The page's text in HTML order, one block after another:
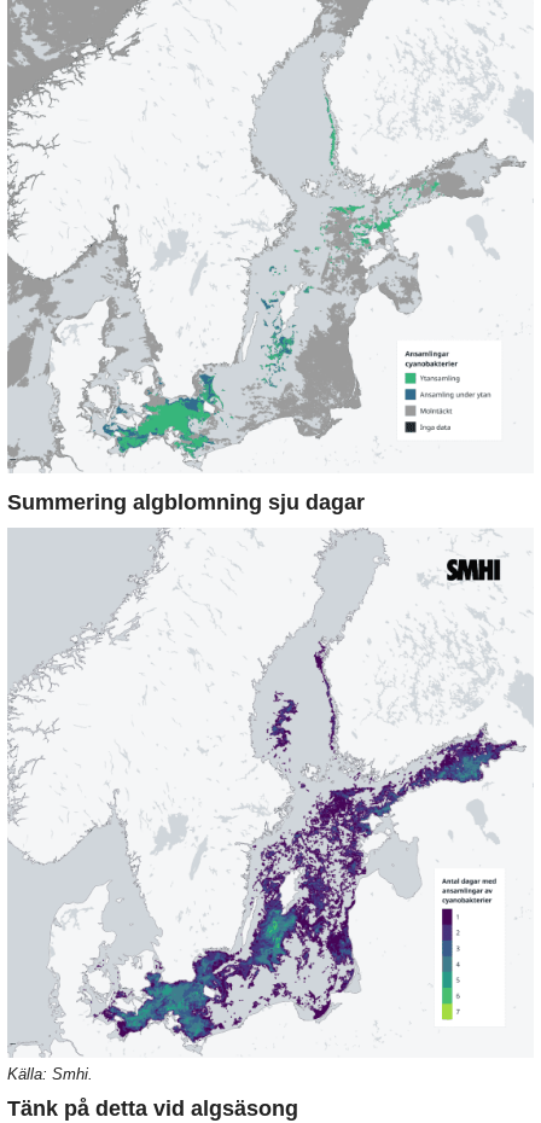
Summering algblomning sju dagar
Källa: Smhi.
Tänk på detta vid algsäsong